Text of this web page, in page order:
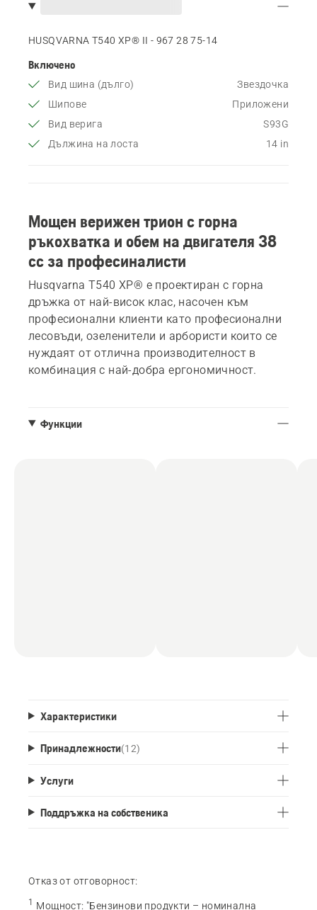
HUSQVARNA T540 XP® II - 967 28 75‑14
Включено
Вид шина (дълго)
Звездочка
Шипове
Приложени
Вид верига
S93G
Дължина на лоста
14 in
Мощен верижен трион с горна
ръкохватка и обем на двигателя 38
cc за професиналисти
Husqvarna T540 XP® е проектиран с горна
дръжка от най-висок клас, насочен към
професионални клиенти като професионални
лесовъди, озеленители и арбористи които се
нуждаят от отлична производителност в
комбинация с най-добра ергономичност.
Функции
Характеристики
Принадлежности(12)
Услуги
Поддръжка на собственика
Отказ от отговорност:
1 Мощност: "Бензинови продукти – номинална